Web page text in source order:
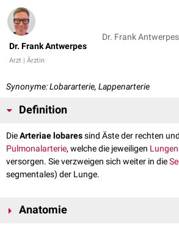
Dr. Frank Antwerpes
Arzt | Ärztin
Dr. Frank Antwerpes
Synonyme: Lobararterie, Lappenarterie
Definition
DieArteriae lobaressind Äste der rechten
Pulmonalarterie, welche die jeweiligen
versorgen. Sie verzweigen sich weiter in die
segmentales) der Lunge.
Anatomie